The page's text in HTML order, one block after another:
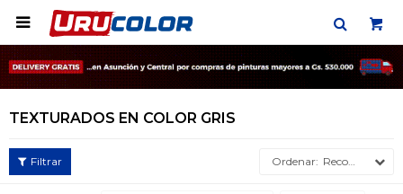

TEXTURADOS EN COLOR GRIS
Recomendados